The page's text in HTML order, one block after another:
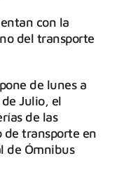
con la
del transporte
de lunes a
Julio, el
de las
de transporte en
de Ómnibus